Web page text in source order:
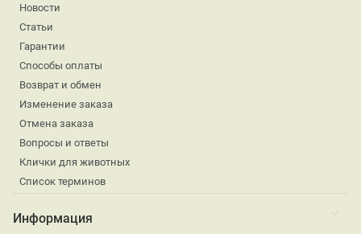
Новости
Статьи
Гарантии
Способы оплаты
Возврат и обмен
Изменение заказа
Отмена заказа
Вопросы и ответы
Клички для животных
Список терминов
Информация